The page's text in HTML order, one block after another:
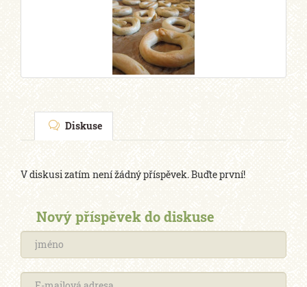
Diskuse
V diskusi zatím není žádný příspěvek. Buďte první!
Nový příspěvek do diskuse